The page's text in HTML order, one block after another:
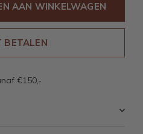
AAN WINKELWAGEN
BETALEN
€150,-